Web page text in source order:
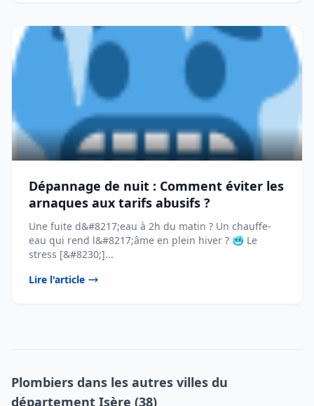
Dépannage de nuit : Comment éviter les
arnaques aux tarifs abusifs ?
Une fuite d&#8217;eau à 2h du matin ? Un chauffe-
eau qui rend l&#8217;âme en plein hiver ? 🥶 Le
stress [&#8230;]...
Lire l'article
Plombiers dans les autres villes du
département Isère (38)